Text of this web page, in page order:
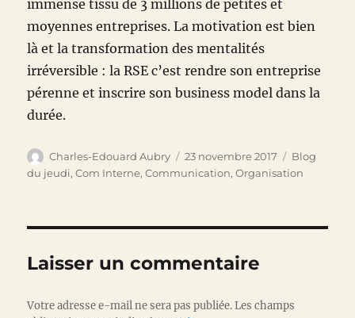
immense tissu de 3 millions de petites et
moyennes entreprises. La motivation est bien
là et la transformation des mentalités
irréversible : la RSE c’est rendre son entreprise
pérenne et inscrire son business model dans la
durée.
Auteur
Charles-Edouard Aubry
Publié
le
23 novembre 2017 Catégories
Blog
du jeudi,Com Interne,Communication,Organisation
Laisser un commentaire
Votre adresse e-mail ne sera pas publiée. Les champs